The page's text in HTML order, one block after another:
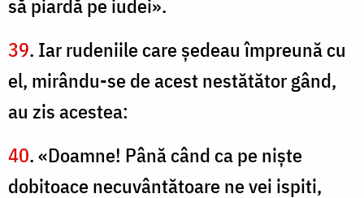
să piardă pe iudei».
39. Iar rudeniile care şedeau împreună cu
el, mirându-se de acest nestătător gând,
au zis acestea:
40. «Doamne! Până când ca pe nişte
dobitoace necuvântătoare ne vei ispiti,